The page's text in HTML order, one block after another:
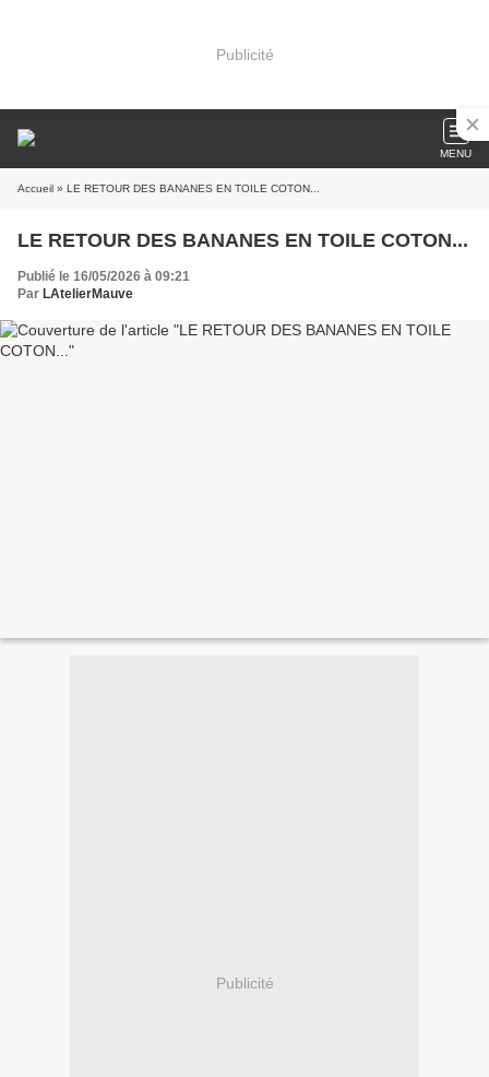
Publicité
MENU
Accueil » LE RETOUR DES BANANES EN TOILE COTON...
LE RETOUR DES BANANES EN TOILE COTON...
Publié le 16/05/2026 à 09:21
Par LAtelierMauve
Publicité